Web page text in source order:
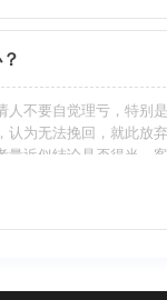
人不要自觉理亏，特别
认为无法挽回，就此放
近似结论是否得当、客
，从而最大限度的维护
复审争取来的，审查员